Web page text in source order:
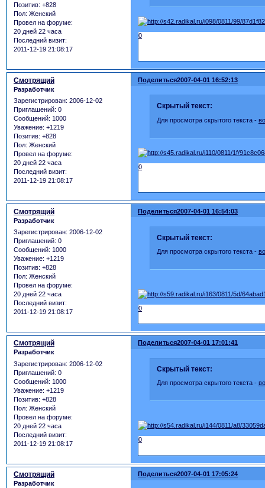
Позитив: +828
Пол: Женский
Провел на форуме:
20 дней 22 часа
Последний визит:
2011-12-19 21:08:17
0
Поделиться2007-04-01 16:52:13
Смотрящий
Разработчик
Зарегистрирован: 2006-12-02
Приглашений: 0
Сообщений: 1000
Уважение: +1219
Позитив: +828
Пол: Женский
Провел на форуме:
20 дней 22 часа
Последний визит:
2011-12-19 21:08:17
Скрытый текст:
Для просмотра скрытого текста -
0
Поделиться2007-04-01 16:54:03
Смотрящий
Разработчик
Зарегистрирован: 2006-12-02
Приглашений: 0
Сообщений: 1000
Уважение: +1219
Позитив: +828
Пол: Женский
Провел на форуме:
20 дней 22 часа
Последний визит:
2011-12-19 21:08:17
Скрытый текст:
Для просмотра скрытого текста -
0
Поделиться2007-04-01 17:01:41
Смотрящий
Разработчик
Зарегистрирован: 2006-12-02
Приглашений: 0
Сообщений: 1000
Уважение: +1219
Позитив: +828
Пол: Женский
Провел на форуме:
20 дней 22 часа
Последний визит:
2011-12-19 21:08:17
Скрытый текст:
Для просмотра скрытого текста -
0
Поделиться2007-04-01 17:05:24
Смотрящий
Разработчик